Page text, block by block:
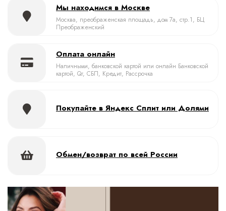
Мы находимся в Москве
Москва, преображенская площадь, дом 7а, стр.1, БЦ
Преображенский
Оплата онлайн
Наличными, банковской картой или онлайн Банковской
картой, Qr, СБП, Кредит, Рассрочка
Покупайте в Яндекс Сплит или Долями
Обмен/возврат по всей России